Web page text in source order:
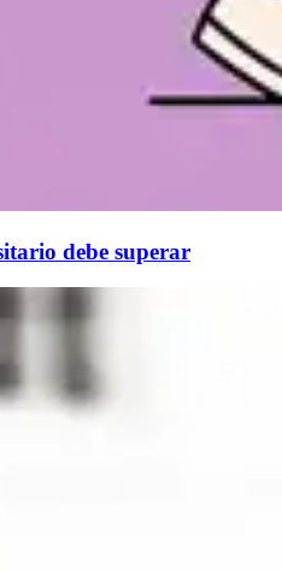
debe superar